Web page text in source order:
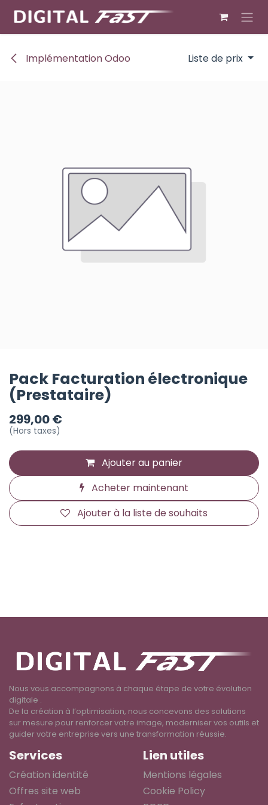
Implémentation Odoo Liste de prix
Pack Facturation électronique
(Prestataire)
299,00€
(Hors taxes)
Ajouter au panier
Acheter maintenant
Ajouter à la liste de souhaits
Nous vous accompagnons à chaque étape de votre évolution
digitale .
De la création à l’optimisation, nous concevons des solutions
sur mesure pour renforcer votre image, moderniser vos outils et
guider votre entreprise vers une transformation réussie.
Lien utiles
Mentions légales
Cookie Policy
Services
Création identité
Offres site web